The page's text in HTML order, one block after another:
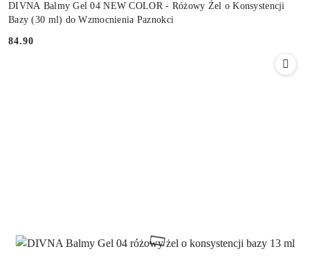
DIVNA Balmy Gel 04 NEW COLOR - Różowy Żel o Konsystencji
Bazy (30 ml) do Wzmocnienia Paznokci
84.90